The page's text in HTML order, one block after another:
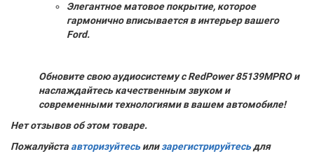
Элегантное матовое покрытие, которое
гармонично вписывается в интерьер вашего
Ford.
Обновите свою аудиосистему с RedPower 85139MPRO и
наслаждайтесь качественным звуком и
современными технологиями в вашем автомобиле!
Нет отзывов об этом товаре.
Пожалуйста авторизуйтесьилизарегистрируйтесьдля